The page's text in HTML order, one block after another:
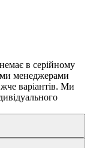
в серійному
менеджерами
варіантів. Ми